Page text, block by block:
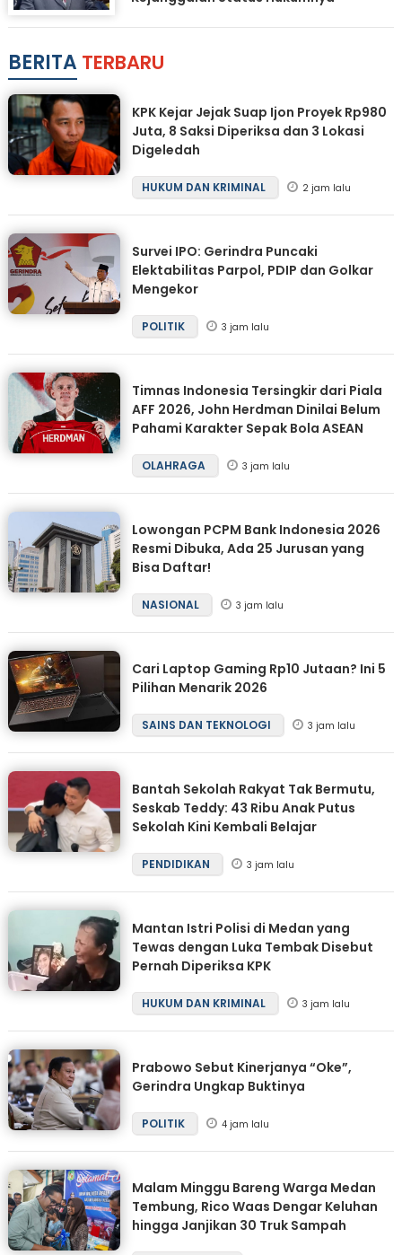
BERITA TERBARU
KPK Kejar Jejak Suap Ijon Proyek Rp980
Juta, 8 Saksi Diperiksa dan 3 Lokasi
Digeledah
HUKUM DAN KRIMINAL 2 jam lalu
Survei IPO: Gerindra Puncaki
Elektabilitas Parpol, PDIP dan Golkar
Mengekor
POLITIK 3 jam lalu
Timnas Indonesia Tersingkir dari Piala
AFF 2026, John Herdman Dinilai Belum
Pahami Karakter Sepak Bola ASEAN
OLAHRAGA 3 jam lalu
Lowongan PCPM Bank Indonesia 2026
Resmi Dibuka, Ada 25 Jurusan yang
Bisa Daftar!
NASIONAL 3 jam lalu
Cari Laptop Gaming Rp10 Jutaan? Ini 5
Pilihan Menarik 2026
SAINS DAN TEKNOLOGI 3 jam lalu
Bantah Sekolah Rakyat Tak Bermutu,
Seskab Teddy: 43 Ribu Anak Putus
Sekolah Kini Kembali Belajar
PENDIDIKAN 3 jam lalu
Mantan Istri Polisi di Medan yang
Tewas dengan Luka Tembak Disebut
Pernah Diperiksa KPK
HUKUM DAN KRIMINAL 3 jam lalu
Prabowo Sebut Kinerjanya “Oke”,
Gerindra Ungkap Buktinya
POLITIK 4 jam lalu
Malam Minggu Bareng Warga Medan
Tembung, Rico Waas Dengar Keluhan
hingga Janjikan 30 Truk Sampah